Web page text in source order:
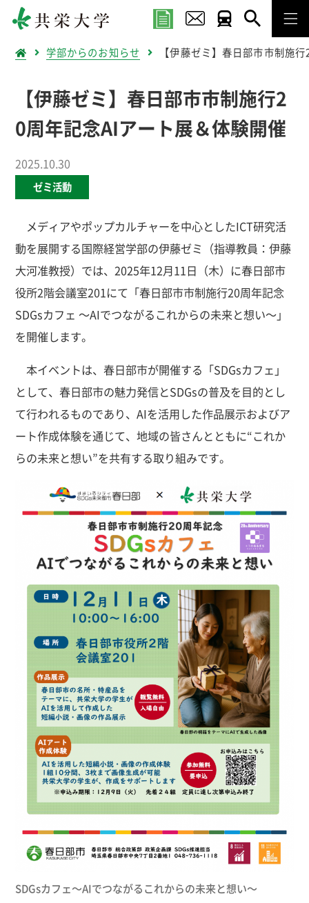
学部からのお知らせ 【伊藤ゼミ】春日部市市制施
【伊藤ゼミ】春日部市市制施行2
0周年記念AIアート展＆体験開催
2025.10.30
ゼミ活動
メディアやポップカルチャーを中心としたICT研究活
動を展開する国際経営学部の伊藤ゼミ（指導教員：伊藤
大河准教授）では、2025年12月11日（木）に春日部市
役所2階会議室201にて「春日部市市制施行20周年記念
SDGsカフェ ～AIでつながるこれからの未来と想い～」
を開催します。
本イベントは、春日部市が開催する「SDGsカフェ」
として、春日部市の魅力発信とSDGsの普及を目的とし
て行われるものであり、AIを活用した作品展示およびア
ート作成体験を通じて、地域の皆さんとともに“これか
らの未来と想い”を共有する取り組みです。
SDGsカフェ～AIでつながるこれからの未来と想い～